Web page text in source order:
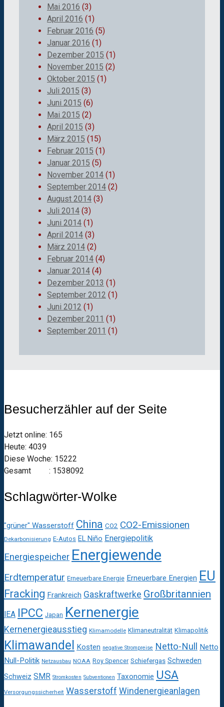
Mai 2016 (3)
April 2016 (1)
Februar 2016 (5)
Januar 2016 (1)
Dezember 2015 (1)
November 2015 (2)
Oktober 2015 (1)
Juli 2015 (3)
Juni 2015 (6)
Mai 2015 (2)
April 2015 (3)
März 2015 (15)
Februar 2015 (1)
Januar 2015 (5)
November 2014 (1)
September 2014 (2)
August 2014 (3)
Juli 2014 (3)
Juni 2014 (1)
April 2014 (3)
März 2014 (2)
Februar 2014 (4)
Januar 2014 (4)
Dezember 2013 (1)
September 2012 (1)
Juni 2012 (1)
Dezember 2011 (1)
September 2011 (1)
Besucherzähler auf der Seite
Jetzt online: 165
Heute: 4039
Diese Woche: 15222
Gesamt : 1538092
Schlagwörter-Wolke
"grüner" Wasserstoff China CO2 CO2-Emissionen
Dekarbonisierung E-Autos EL Niño Energiepolitik
Energiespeicher Energiewende
Erdtemperatur Erneuerbare Energie Erneuerbare Energien EU
Fracking Frankreich Gaskraftwerke Großbritannien
IEA IPCC Japan Kernenergie
Kernenergieausstieg Klimamodelle Klimaneutralität Klimapolitik
Klimawandel Kosten negative Strompreise Netto-Null Netto
Null-Politik Netzausbau NOAA Roy Spencer Schiefergas Schweden
Schweiz SMR Stromkosten Subventionen Taxonomie USA
Versorgungssicherheit Wasserstoff Windenergieanlagen